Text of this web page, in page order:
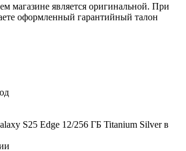
магазине является оригинальной. При
оформленный гарантийный талон
S25 Edge 12/256 ГБ Titanium Silver в